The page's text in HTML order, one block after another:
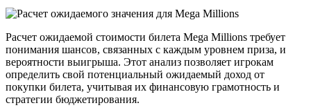
Расчет ожидаемой стоимости билета Mega Millions требует
понимания шансов, связанных с каждым уровнем приза, и
вероятности выигрыша. Этот анализ позволяет игрокам
определить свой потенциальный ожидаемый доход от
покупки билета, учитывая их финансовую грамотность и
стратегии бюджетирования.